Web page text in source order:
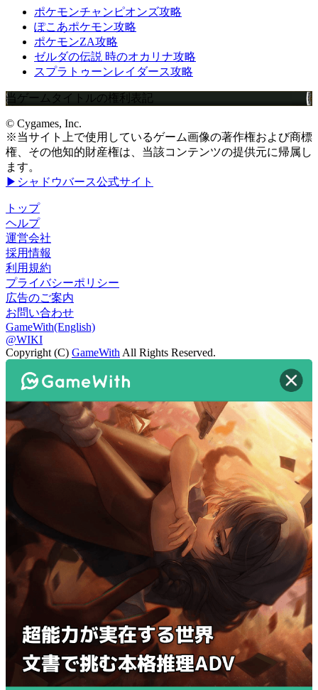
ポケモンチャンピオンズ攻略
ぽこあポケモン攻略
ポケモンZA攻略
ゼルダの伝説 時のオカリナ攻略
スプラトゥーンレイダース攻略
当ゲームタイトルの権利表記
© Cygames, Inc.
※当サイト上で使用しているゲーム画像の著作権および商標
権、その他知的財産権は、当該コンテンツの提供元に帰属し
ます。
▶シャドウバース公式サイト
トップ
ヘルプ
運営会社
採用情報
利用規約
プライバシーポリシー
広告のご案内
お問い合わせ
GameWith(English)
@WIKI
Copyright (C) GameWith All Rights Reserved.